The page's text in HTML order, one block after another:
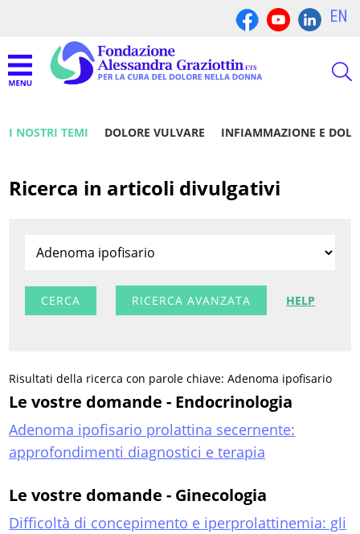
EN
I NOSTRI TEMI DOLORE VULVARE INFIAMMAZIONE E
Ricerca in articoli divulgativi
RICERCA AVANZATA HELP
Risultati della ricerca con parole chiave: Adenoma ipofisario
Le vostre domande - Endocrinologia
Adenoma ipofisario prolattina secernente:
approfondimenti diagnostici e terapia
Le vostre domande - Ginecologia
Difficoltà di concepimento e iperprolattinemia: gli